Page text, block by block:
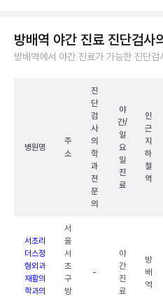
방배역 야간 진료 진단검사
방배역에서 야간 진료가 가능한 진단검
병원명
주
소
진
단
검
사
의
학
과
전
문
의
야
간/
일
요
일
진
료
인
근
지
하
철
역
서초리
더스정
형외과
재활의
학과의
서
울
서
초
구
방
-
야
간
진
료
방
배
역